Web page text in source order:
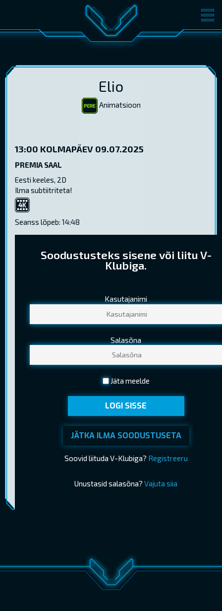
FILMID PILETID
KINKEKAARDID
EST RUS ENG
Elio
Animatsioon
13:00 KOLMAPÄEV 09.07.2025
PREMIA SAAL
Eesti keeles, 2D
Ilma subtiitriteta!
4K
Seanss lõpeb: 14:48
Soodustusteks sisene või liitu V-
Klubiga.
Kasutajanimi
Salasõna
Jäta meelde
LOGI SISSE
JÄTKA ILMA SOODUSTUSETA
Soovid liituda V-Klubiga? Registreeru
Unustasid salasõna? Vajuta siia
PILETIHINNAD
Tavapilet 8,20 €
Lapsepilet 5,60 €
(Kehtib EV pensionitunnistuse esitamisel)
Piletimüük lõppes 09.07.2025 13:00 OSTA PILETID